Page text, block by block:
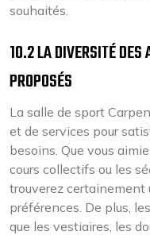
souhaités.
10.2 LA DIVERSITÉ DES
PROPOSÉS
La salle de sport
et de services pour
besoins. Que vous
cours collectifs ou les
trouverez certainement
préférences. De plus,
que les vestiaires, les